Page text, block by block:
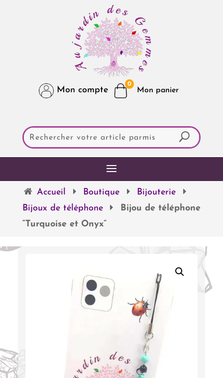
Mon compte
0
Accueil Boutique
Bijouterie
Bijoux de téléphone
Bijou de téléphone
“Turquoise et Onyx”